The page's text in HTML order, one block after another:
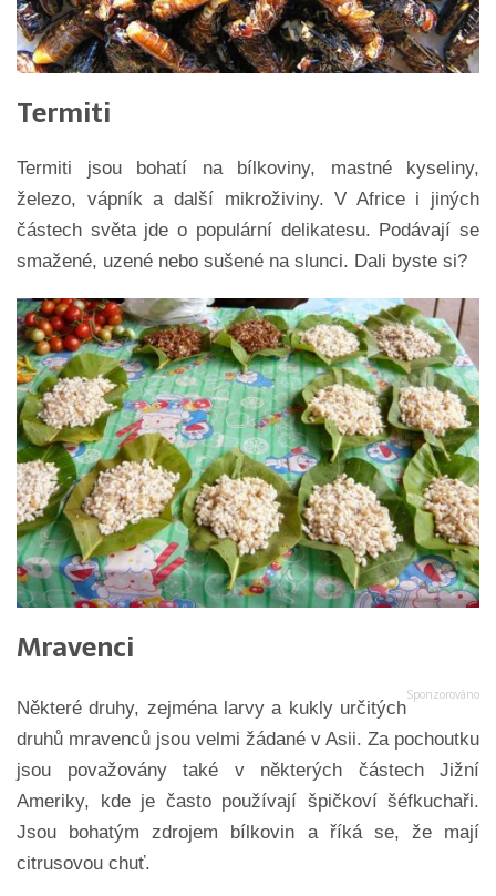
Termiti
Termiti jsou bohatí na bílkoviny, mastné kyseliny,
železo, vápník a další mikroživiny. V Africe i jiných
částech světa jde o populární delikatesu. Podávají se
smažené, uzené nebo sušené na slunci. Dali byste si?
Mravenci
Některé druhy, zejména larvy a kukly určitých
druhů mravenců jsou velmi žádané v Asii. Za pochoutku
jsou považovány také v některých částech Jižní
Ameriky, kde je často používají špičkoví šéfkuchaři.
Jsou bohatým zdrojem bílkovin a říká se, že mají
citrusovou chuť.